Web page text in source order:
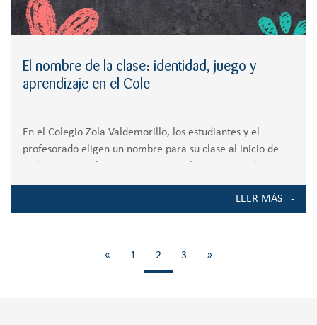
El nombre de la clase: identidad, juego y
aprendizaje en el Cole
En el Colegio Zola Valdemorillo, los estudiantes y el
profesorado eligen un nombre para su clase al inicio de
motivación hacia el aprendizaje, ya que anima a los
LEER MÁS
« 1 2 3 »